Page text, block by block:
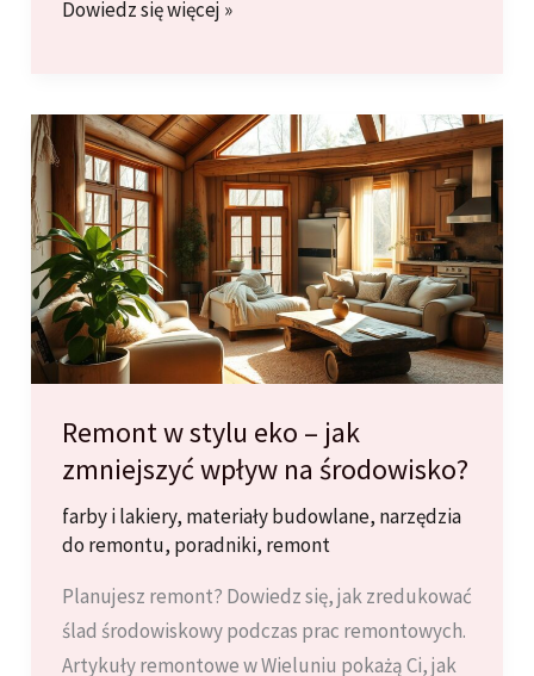
Najczęstsze
Farbowaniem
Ścian
Jak
Je
Rozwiązać
Dowiedz się więcej »
Remont w stylu eko – jak
zmniejszyć wpływ na środowisko?
farby i lakiery, materiały budowlane, narzędzia
do remontu, poradniki, remont
Planujesz remont? Dowiedz się, jak zredukować
ślad środowiskowy podczas prac remontowych.
Artykuły remontowe w Wieluniu pokażą Ci, jak